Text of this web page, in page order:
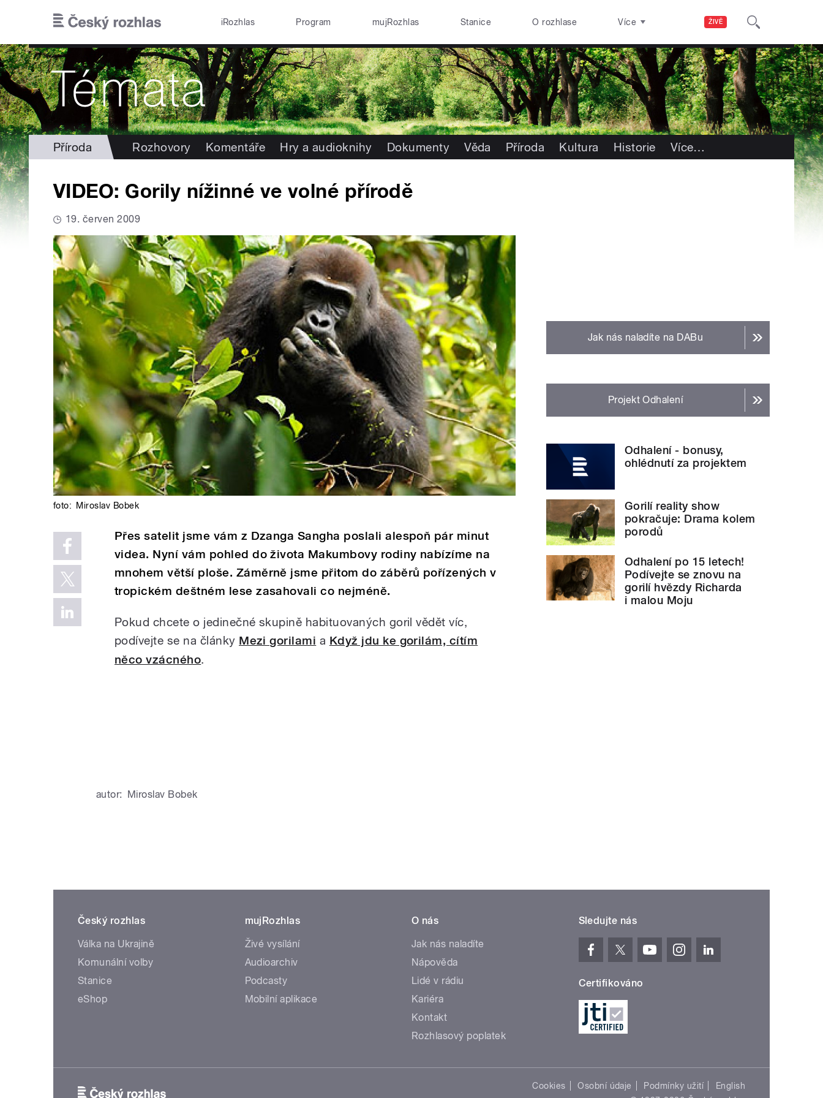
ŽIVĚ
iRozhlas Program mujRozhlas Stanice O rozhlase Více
Příroda Rozhovory Komentáře Hry a audioknihy Dokumenty Věda Příroda Kultura Historie Více…
VIDEO: Gorily nížinné ve volné přírodě
19. červen 2009
foto: Miroslav Bobek
Přes satelit jsme vám z Dzanga Sangha poslali alespoň pár minut
videa. Nyní vám pohled do života Makumbovy rodiny nabízíme na
mnohem větší ploše. Záměrně jsme přitom do záběrů pořízených v
tropickém deštném lese zasahovali co nejméně.
Pokud chcete o jedinečné skupině habituovaných goril vědět víc,
podívejte se na články Mezi gorilami a Když jdu ke gorilám, cítím
něco vzácného.
autor: Miroslav Bobek
Jak nás naladíte na DABu
Projekt Odhalení
Odhalení - bonusy,
ohlédnutí za projektem
Gorilí reality show
pokračuje: Drama kolem
porodů
Odhalení po 15 letech!
Podívejte se znovu na
gorilí hvězdy Richarda
i malou Moju
Český rozhlas
Válka na Ukrajině
Komunální volby
Stanice
eShop
mujRozhlas
Živé vysílání
Audioarchiv
Podcasty
Mobilní aplikace
O nás
Jak nás naladíte
Nápověda
Lidé v rádiu
Kariéra
Kontakt
Rozhlasový poplatek
Sledujte nás
Certifikováno
Cookies Osobní údaje Podmínky užití
English